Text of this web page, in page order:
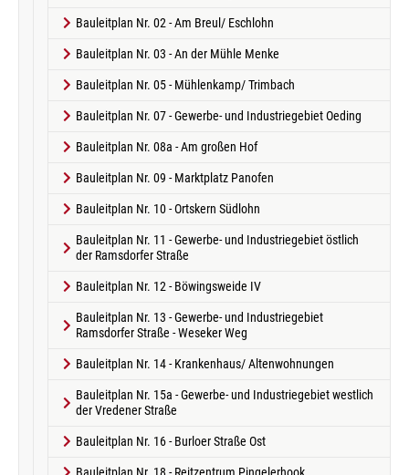
Bauleitplan Nr. 02 - Am Breul/ Eschlohn
Bauleitplan Nr. 03 - An der Mühle Menke
Bauleitplan Nr. 05 - Mühlenkamp/ Trimbach
Bauleitplan Nr. 07 - Gewerbe- und Industriegebiet Oeding
Bauleitplan Nr. 08a - Am großen Hof
Bauleitplan Nr. 09 - Marktplatz Panofen
Bauleitplan Nr. 10 - Ortskern Südlohn
Bauleitplan Nr. 11 - Gewerbe- und Industriegebiet östlich
der Ramsdorfer Straße
Bauleitplan Nr. 12 - Böwingsweide IV
Bauleitplan Nr. 13 - Gewerbe- und Industriegebiet
Ramsdorfer Straße - Weseker Weg
Bauleitplan Nr. 14 - Krankenhaus/ Altenwohnungen
Bauleitplan Nr. 15a - Gewerbe- und Industriegebiet westlich
der Vredener Straße
Bauleitplan Nr. 16 - Burloer Straße Ost